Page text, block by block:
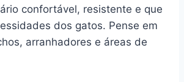
confortável, resistente e que
dos gatos. Pense em
arranhadores e áreas de